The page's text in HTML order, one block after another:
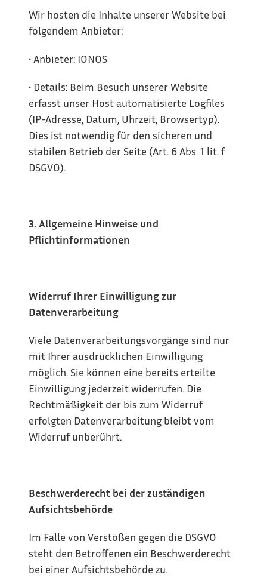
Wir hosten die Inhalte unserer Website bei
folgendem Anbieter:
• Anbieter: IONOS
• Details: Beim Besuch unserer Website
erfasst unser Host automatisierte Logfiles
(IP-Adresse, Datum, Uhrzeit, Browsertyp).
Dies ist notwendig für den sicheren und
stabilen Betrieb der Seite (Art. 6 Abs. 1 lit. f
DSGVO).
3. Allgemeine Hinweise und
Pflichtinformationen
Widerruf Ihrer Einwilligung zur
Datenverarbeitung
Viele Datenverarbeitungsvorgänge sind nur
mit Ihrer ausdrücklichen Einwilligung
möglich. Sie können eine bereits erteilte
Einwilligung jederzeit widerrufen. Die
Rechtmäßigkeit der bis zum Widerruf
erfolgten Datenverarbeitung bleibt vom
Widerruf unberührt.
Beschwerderecht bei der zuständigen
Aufsichtsbehörde
Im Falle von Verstößen gegen die DSGVO
steht den Betroffenen ein Beschwerderecht
bei einer Aufsichtsbehörde zu.